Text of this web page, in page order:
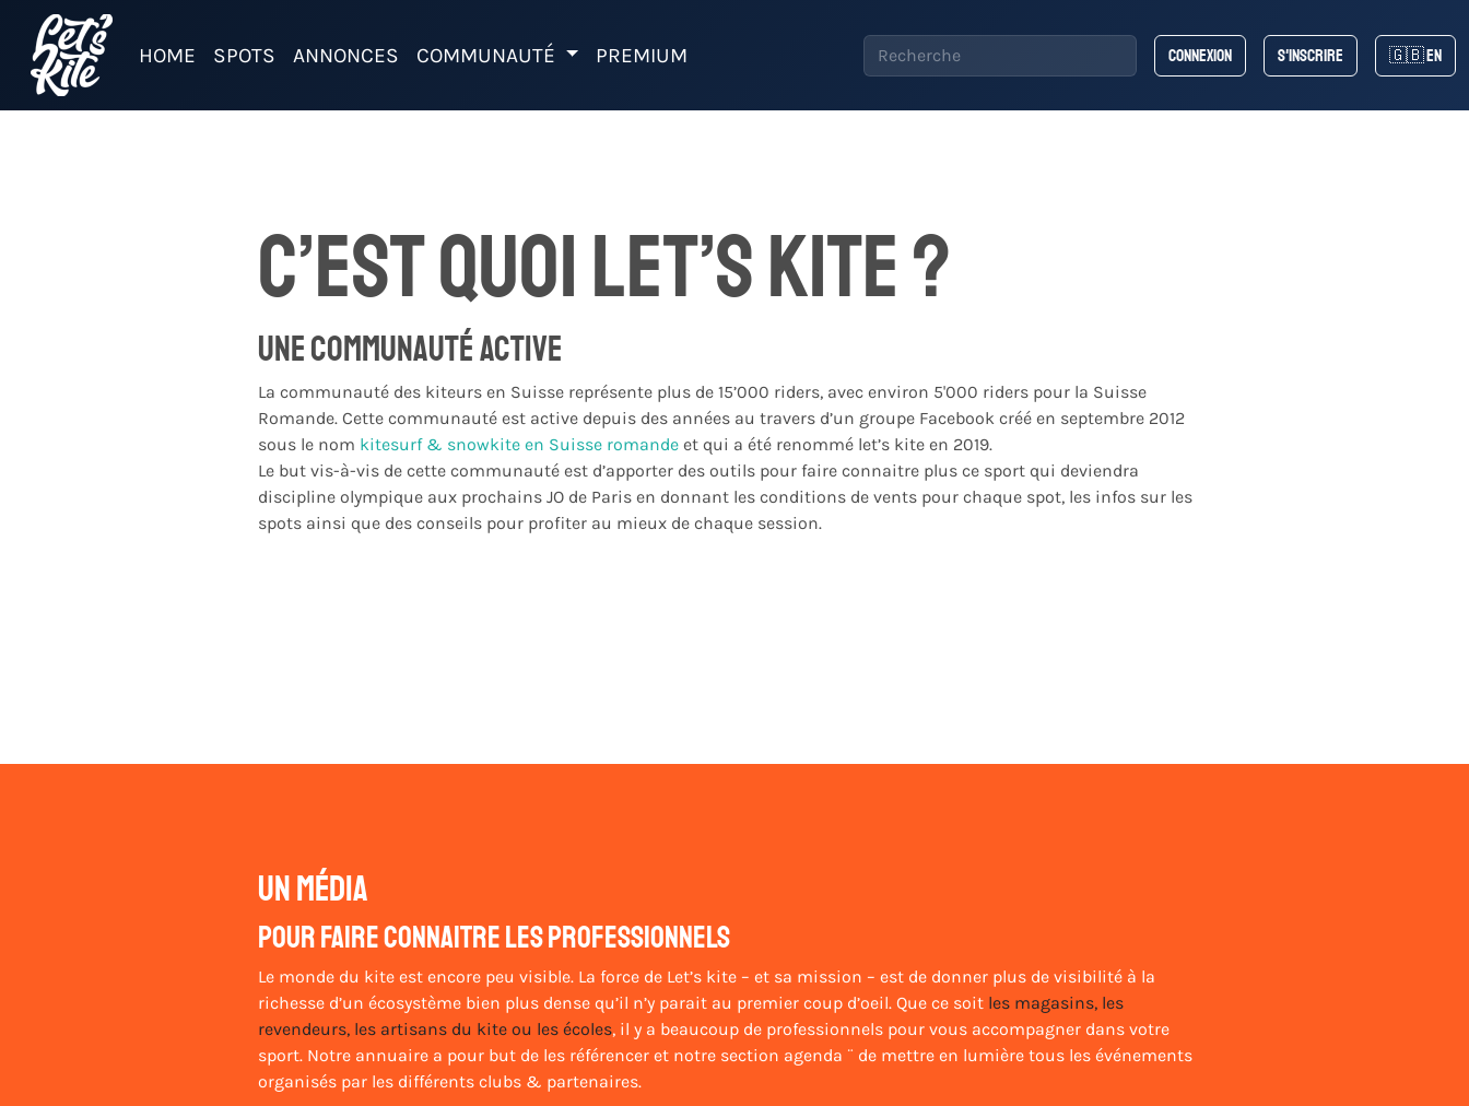
HOME SPOTS ANNONCES COMMUNAUTÉ PREMIUM Connexion S'inscrire 🇬🇧 EN
C’est quoi Let’s Kite ?
Une communauté active
La communauté des kiteurs en Suisse représente plus de 15’000 riders, avec environ 5'000 riders pour la Suisse
Romande. Cette communauté est active depuis des années au travers d’un groupe Facebook créé en septembre 2012
sous le nom kitesurf & snowkite en Suisse romande et qui a été renommé let’s kite en 2019.
Le but vis-à-vis de cette communauté est d’apporter des outils pour faire connaitre plus ce sport qui deviendra
discipline olympique aux prochains JO de Paris en donnant les conditions de vents pour chaque spot, les infos sur les
spots ainsi que des conseils pour profiter au mieux de chaque session.
Un média
Pour faire connaitre les professionnels
Le monde du kite est encore peu visible. La force de Let’s kite – et sa mission – est de donner plus de visibilité à la
richesse d’un écosystème bien plus dense qu’il n’y parait au premier coup d’oeil. Que ce soit les magasins, les
revendeurs, les artisans du kite ou les écoles, il y a beaucoup de professionnels pour vous accompagner dans votre
sport. Notre annuaire a pour but de les référencer et notre section agenda ¨ de mettre en lumière tous les événements
organisés par les différents clubs & partenaires.